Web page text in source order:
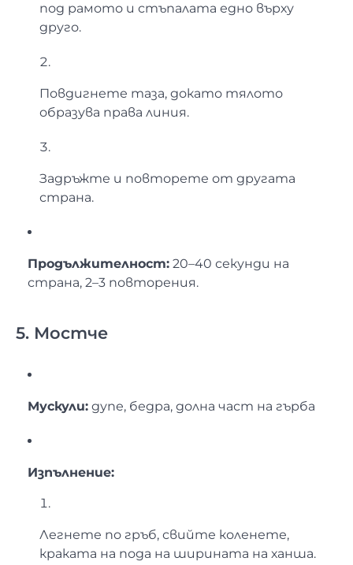
под рамото и стъпалата едно върху
друго.
Повдигнете таза, докато тялото
образува права линия.
Задръжте и повторете от другата
страна.
Продължителност: 20–40 секунди на
страна, 2–3 повторения.
5. Мостче
Мускули: дупе, бедра, долна част на гърба
Изпълнение:
Легнете по гръб, свийте коленете,
краката на пода на ширината на ханша.